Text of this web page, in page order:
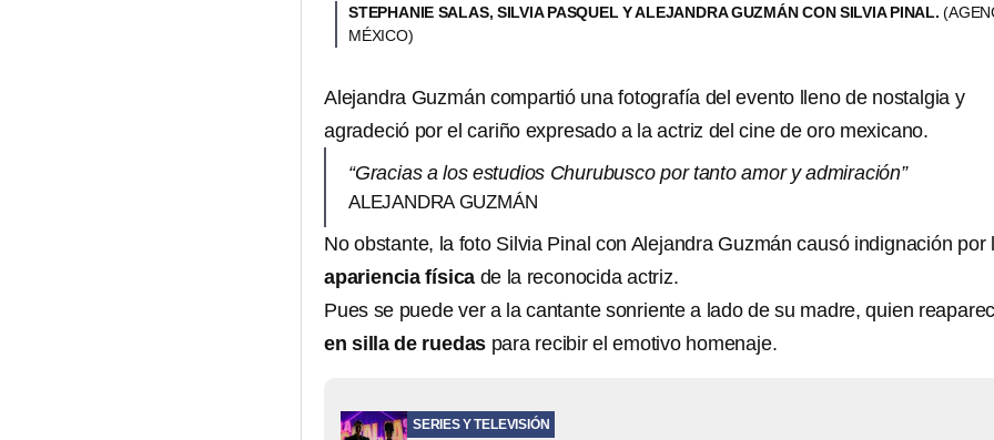
STEPHANIE SALAS, SILVIA PASQUEL Y ALEJANDRA GUZMÁN CON SILVIA PINAL.
MÉXICO)
Alejandra Guzmán compartió una fotografía del evento lleno de nostalgia y
agradeció por el cariño expresado a la actriz del cine de oro mexicano.
“Gracias a los estudios Churubusco por tanto amor y admiración”
ALEJANDRA GUZMÁN
No obstante, la foto Silvia Pinal con Alejandra Guzmán causó indignación por
apariencia física de la reconocida actriz.
Pues se puede ver a la cantante sonriente a lado de su madre, quien
en silla de ruedas para recibir el emotivo homenaje.
SERIES Y TELEVISIÓN